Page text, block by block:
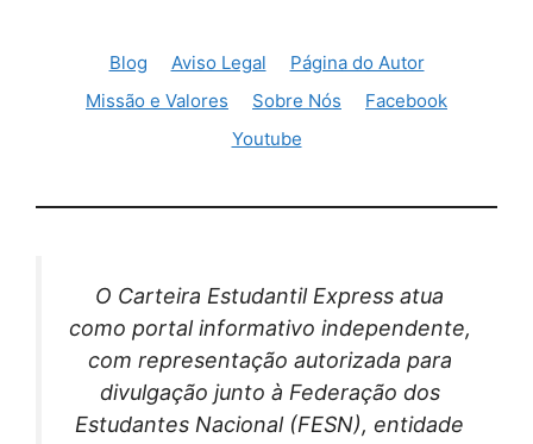
Blog Aviso Legal
Página do Autor
Missão e Valores
Sobre Nós
Facebook
Youtube
O Carteira Estudantil Express atua
como portal informativo independente,
com representação autorizada para
divulgação junto à Federação dos
Estudantes Nacional (FESN), entidade